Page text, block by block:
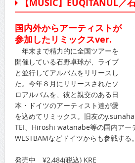
CINEMA×STYLE 285号
CINEMA×STYLE 294号
【MUSIC】EUQITANUL／
国内外からアーティストが
参加したリミックスver.
年末まで精力的に全国ツアーを
開催している石野卓球が、ライブ
と並行してアルバムをリリースし
た。今年８月にリリースされたソ
ロアルバムを、彼と親交のある日
本・ドイツのアーティスト達が愛
を込めてリミックス。旧友の
TEI、Hiroshi watanabe等の国内アー
WESTBAMなどドイツからも参戦する。
発売中 ¥2,484(税込) KRE